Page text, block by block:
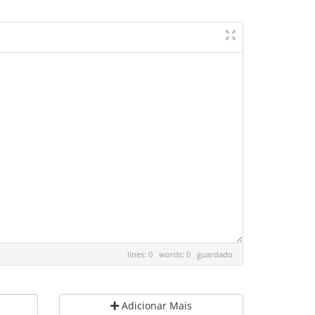
lines: 0 words: 0 guardado
Adicionar Mais